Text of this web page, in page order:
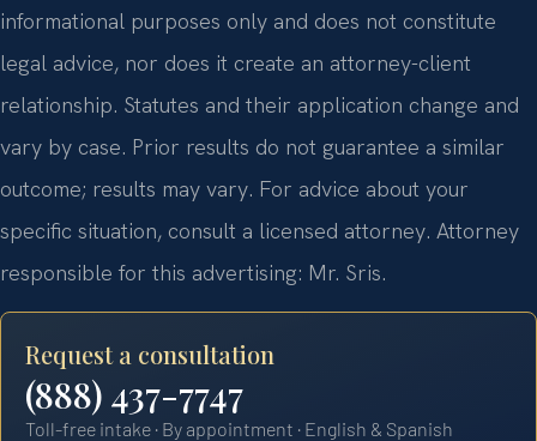
informational purposes only and does not constitute
legal advice, nor does it create an attorney-client
relationship. Statutes and their application change and
vary by case. Prior results do not guarantee a similar
outcome; results may vary. For advice about your
specific situation, consult a licensed attorney. Attorney
responsible for this advertising: Mr. Sris.
Request a consultation
(888) 437-7747
Toll-free intake · By appointment · English & Spanish